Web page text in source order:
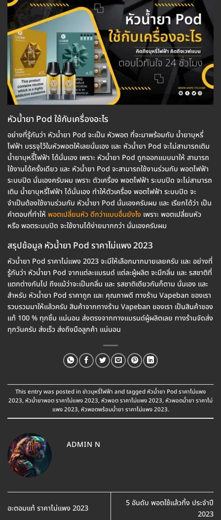
หัวน้ำยา Pod ใช้กับเครื่องอะไร
อย่างที่รู้กันว่า หัวน้ำยา Pod จะเป็น หัวพอต ที่จะมาพร้อมกับ น้ำยาบุหรี่
ไฟฟ้า บรรจุไว้ในหัวพอตให้เลยนั่นเอง และ หัวน้ำยา Pod จะไม่สามารถเติม
น้ำยาบุหรีี่ไฟฟ้า ได้นั่นเอง เพราะ หัวน้ำยา Pod ถูกออกแบบมาให้ สามารถ
ใช้งานได้ครั้งเดียว และ หัวน้ำยา Pod จะสามารถใช้งานร่วมกับ พอตไฟฟ้า
ระบบปิด นั่นเองครับผม เพราะ ตัวเครื่อง พอตไฟฟ้า ระบบปิด จะไม่สามารถ
เติม น้ำยาบุหรี่ไฟฟ้า ได้นั่นเอง ทำให้ตัวเครื่อง พอตไฟฟ้า ระบบปิด จะ
จำเป็นต้องใช้งานร่วมกับ หัวน้ำยา Pod นั่นเองครับผม และ เรียกได้ว่า เป็น
คำตอบที่ทำให้พอตเปลี่ยนหัว ดีกว่าแบบอื่นยังไง เพราะ พอตเปลี่ยนหัว
หรือ พอตระบบปิด จะใช้งานได้ง่ายมากกว่า นั่นเองครับผม
สรุปข้อมูล หัวน้ำยา Pod ราคาไม่แพง 2023
หัวน้ำยา Pod ราคาไม่แพง 2023 จะมีให้เลือกมากมายเลยครับ และ อย่างที่
รู้กันว่า หัวน้ำยา Pod จากแต่ละแบรนด์ แต่ละผู้ผลิต จะมีกลิ่น และ รสชาติที่
แตกต่างกันไป ถึงแม้ว่าจะเป็นกลิ่น และ รสชาติเดียวกันก็ตาม นั่นเอง และ
สำหรับ หัวน้ำยา Pod ราคาถูก และ คุณภาพดี ทางร้าน Vapeban ของเรา
รวบรวมมาให้แล้วครับ สินค้าจากทางร้าน Vapeban ของเรา เป็นสินค้าของ
แท้ 100 % ทุกชิ้น แน่นอน ส่งตรงจากทางแบรนด์ผู้ผลิตเลย ทางร้านจัดส่ง
ทุกวันครับ ส่งเร็ว ส่งถึงมือลูกค้า แน่นอน
This entry was posted inข่าวบุหรี่ไฟฟ้า and tagged หัวน้ำยา Pod ราคาไม่แพง
2023, หัวน้ำยาพอต ราคาไม่แพง 2023, หัวพอต ราคาไม่แพง 2023, หัวพอตน้ำยา ราคาไม่
แพง 2023, หัวพอตพร้อมน้ำยา ราคาไม่แพง 2023.
ADMIN N
อะตอมแท้ ราคาไม่แพง 2023
5 อันดับ พอตใช้แล้วทิ้ง ประจำปี
2023